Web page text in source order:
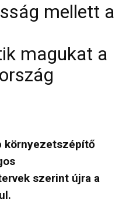
mellett a
magukat a
környezetszépítő
szerint újra a